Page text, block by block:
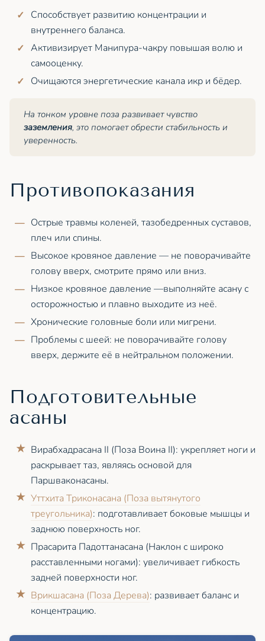
Способствует развитию концентрации и
внутреннего баланса.
Активизирует Манипура-чакру повышая волю и
самооценку.
Очищаются энергетические канала икр и бёдер.
На тонком уровне поза развивает чувство
заземления, это помогает обрести стабильность и
уверенность.
Противопоказания
Острые травмы коленей, тазобедренных суставов,
плеч или спины.
Высокое кровяное давление — не поворачивайте
голову вверх, смотрите прямо или вниз.
Низкое кровяное давление —выполняйте асану с
осторожностью и плавно выходите из неё.
Хронические головные боли или мигрени.
Проблемы с шеей: не поворачивайте голову
вверх, держите её в нейтральном положении.
Подготовительные
асаны
Вирабхадрасана II (Поза Воина II): укрепляет ноги и
раскрывает таз, являясь основой для
Паршваконасаны.
Уттхита Триконасана (Поза вытянутого
треугольника): подготавливает боковые мышцы и
заднюю поверхность ног.
Прасарита Падоттанасана (Наклон с широко
расставленными ногами): увеличивает гибкость
задней поверхности ног.
Врикшасана (Поза Дерева): развивает баланс и
концентрацию.